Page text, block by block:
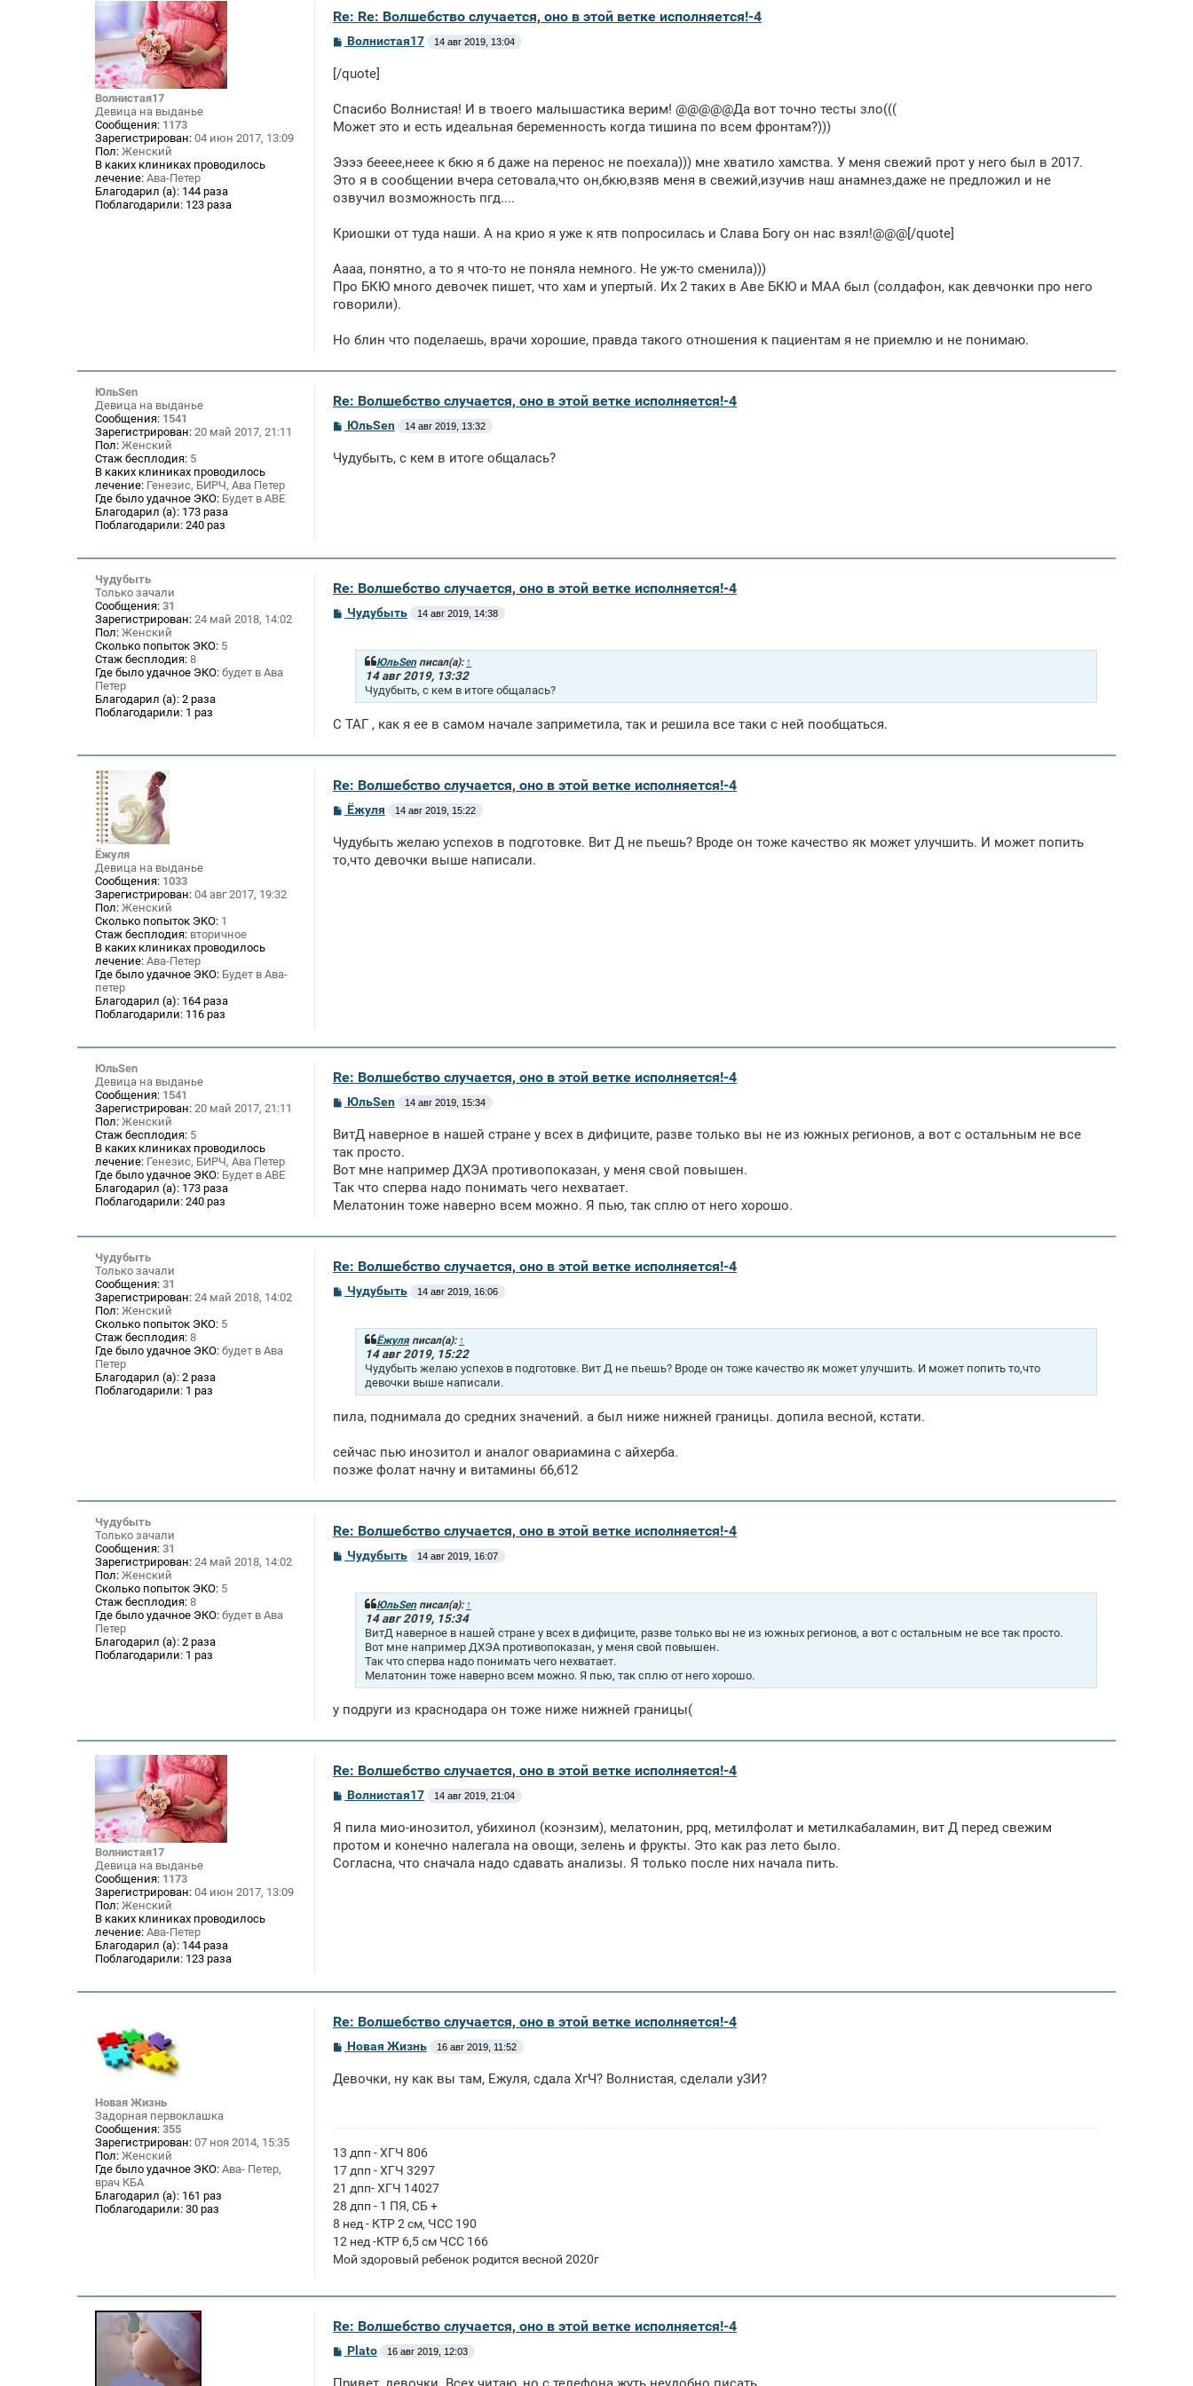
Волнистая17
Девица на выданье
Сообщения: 1173
Зарегистрирован: 04 июн 2017, 13:09
Пол: Женский
В каких клиниках проводилось
лечение: Ава-Петер
Благодарил (а): 144 раза
Поблагодарили: 123 раза
Re: Re: Волшебство случается, оно в этой ветке исполняется!-4
С
б
н
и
Волнистая17 14 авг 2019, 13:04
[/quote]
Спасибо Волнистая! И в твоего малышастика верим! @@@@@Да вот точно тесты зло(((
Может это и есть идеальная беременность когда тишина по всем фронтам?)))
Ээээ бееее,неее к бкю я б даже на перенос не поехала))) мне хватило хамства. У меня свежий прот у него был в 2017.
Это я в сообщении вчера сетовала,что он,бкю,взяв меня в свежий,изучив наш анамнез,даже не предложил и не
озвучил возможность пгд....
Криошки от туда наши. А на крио я уже к ятв попросилась и Слава Богу он нас взял!@@@[/quote]
Аааа, понятно, а то я что-то не поняла немного. Не уж-то сменила)))
Про БКЮ много девочек пишет, что хам и упертый. Их 2 таких в Аве БКЮ и МАА был (солдафон, как девчонки про него
говорили).
Но блин что поделаешь, врачи хорошие, правда такого отношения к пациентам я не приемлю и не понимаю.
ЮльSen
Девица на выданье
Сообщения: 1541
Зарегистрирован: 20 май 2017, 21:11
Пол: Женский
Стаж бесплодия: 5
В каких клиниках проводилось
лечение: Генезис, БИРЧ, Ава Петер
Где было удачное ЭКО: Будет в АВЕ
Благодарил (а): 173 раза
Поблагодарили: 240 раз
Re: Волшебство случается, оно в этой ветке исполняется!-4
С
б
ЮльSen 14 авг 2019, 13:32
Чудубыть, с кем в итоге общалась?
Чудубыть
Только зачали
Сообщения: 31
Зарегистрирован: 24 май 2018, 14:02
Пол: Женский
Сколько попыток ЭКО: 5
Стаж бесплодия: 8
Где было удачное ЭКО: будет в Ава
Петер
Благодарил (а): 2 раза
Поблагодарили: 1 раз
Re: Волшебство случается, оно в этой ветке исполняется!-4
СЧудубыть 14 авг 2019, 14:38
ЮльSenписал(а): ↑
14 авг 2019, 13:32
Чудубыть, с кем в итоге общалась?
С ТАГ , как я ее в самом начале заприметила, так и решила все таки с ней пообщаться.
Ёжуля
Девица на выданье
Сообщения: 1033
Зарегистрирован: 04 авг 2017, 19:32
Пол: Женский
Сколько попыток ЭКО: 1
Стаж бесплодия: вторичное
В каких клиниках проводилось
лечение: Ава-Петер
Где было удачное ЭКО: Будет в Ава-
петер
Благодарил (а): 164 раза
Поблагодарили: 116 раз
Re: Волшебство случается, оно в этой ветке исполняется!-4
С
б
щ
е
Ёжуля 14 авг 2019, 15:22
Чудубыть желаю успехов в подготовке. Вит Д не пьешь? Вроде он тоже качество як может улучшить. И может попить
то,что девочки выше написали.
ЮльSen
Девица на выданье
Сообщения: 1541
Зарегистрирован: 20 май 2017, 21:11
Пол: Женский
Стаж бесплодия: 5
В каких клиниках проводилось
лечение: Генезис, БИРЧ, Ава Петер
Где было удачное ЭКО: Будет в АВЕ
Благодарил (а): 173 раза
Поблагодарили: 240 раз
Re: Волшебство случается, оно в этой ветке исполняется!-4
С
б
щ
н
и
е
ЮльSen 14 авг 2019, 15:34
ВитД наверное в нашей стране у всех в дифиците, разве только вы не из южных регионов, а вот с остальным не все
так просто.
Вот мне например ДХЭА противопоказан, у меня свой повышен.
Так что сперва надо понимать чего нехватает.
Мелатонин тоже наверно всем можно. Я пью, так сплю от него хорошо.
Чудубыть
Только зачали
Сообщения: 31
Зарегистрирован: 24 май 2018, 14:02
Пол: Женский
Сколько попыток ЭКО: 5
Стаж бесплодия: 8
Где было удачное ЭКО: будет в Ава
Петер
Благодарил (а): 2 раза
Поблагодарили: 1 раз
Re: Волшебство случается, оно в этой ветке исполняется!-4
СЧудубыть 14 авг 2019, 16:06
Ёжуляписал(а): ↑
14 авг 2019, 15:22
Чудубыть желаю успехов в подготовке. Вит Д не пьешь? Вроде он тоже качество як может улучшить. И может попить то,что
девочки выше написали.
пила, поднимала до средних значений. а был ниже нижней границы. допила весной, кстати.
сейчас пью инозитол и аналог овариамина с айхерба.
позже фолат начну и витамины б6,б12
Чудубыть
Только зачали
Сообщения: 31
Зарегистрирован: 24 май 2018, 14:02
Пол: Женский
Сколько попыток ЭКО: 5
Стаж бесплодия: 8
Где было удачное ЭКО: будет в Ава
Петер
Благодарил (а): 2 раза
Поблагодарили: 1 раз
Re: Волшебство случается, оно в этой ветке исполняется!-4
СЧудубыть 14 авг 2019, 16:07
ЮльSenписал(а): ↑
14 авг 2019, 15:34
ВитД наверное в нашей стране у всех в дифиците, разве только вы не из южных регионов, а вот с остальным не все так просто.
Вот мне например ДХЭА противопоказан, у меня свой повышен.
Так что сперва надо понимать чего нехватает.
Мелатонин тоже наверно всем можно. Я пью, так сплю от него хорошо.
у подруги из краснодара он тоже ниже нижней границы(
Волнистая17
Девица на выданье
Сообщения: 1173
Зарегистрирован: 04 июн 2017, 13:09
Пол: Женский
В каких клиниках проводилось
лечение: Ава-Петер
Благодарил (а): 144 раза
Поблагодарили: 123 раза
Re: Волшебство случается, оно в этой ветке исполняется!-4
С
б
щ
е
н
Волнистая17 14 авг 2019, 21:04
Я пила мио-инозитол, убихинол (коэнзим), мелатонин, ppq, метилфолат и метилкабаламин, вит Д перед свежим
протом и конечно налегала на овощи, зелень и фрукты. Это как раз лето было.
Согласна, что сначала надо сдавать анализы. Я только после них начала пить.
Новая Жизнь
Задорная первоклашка
Сообщения: 355
Зарегистрирован: 07 ноя 2014, 15:35
Пол: Женский
Где было удачное ЭКО: Ава- Петер,
врач КБА
Благодарил (а): 161 раз
Поблагодарили: 30 раз
Re: Волшебство случается, оно в этой ветке исполняется!-4
С
б
Новая Жизнь 16 авг 2019, 11:52
Девочки, ну как вы там, Ежуля, сдала ХгЧ? Волнистая, сделали уЗИ?
13 дпп - ХГЧ 806
17 дпп - ХГЧ 3297
21 дпп- ХГЧ 14027
28 дпп - 1 ПЯ, СБ +
8 нед - КТР 2 см, ЧСС 190
12 нед -КТР 6,5 см ЧСС 166
Мой здоровый ребенок родится весной 2020г
Re: Волшебство случается, оно в этой ветке исполняется!-4
СPlato 16 авг 2019, 12:03